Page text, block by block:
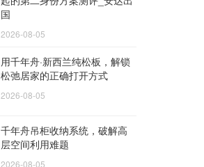
国
2026-08-05
用千年舟·新西兰纯松板，解锁
松弛居家的正确打开方式
2026-08-05
千年舟吊柜收纳系统，破解高
层空间利用难题
2026-08-05